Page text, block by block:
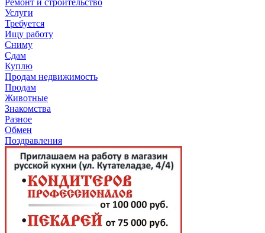
Услуги
Требуется
Ищу работу
Сниму
Сдам
Куплю
Продам недвижимость
Продам
Животные
Знакомства
Разное
Обмен
Поздравления